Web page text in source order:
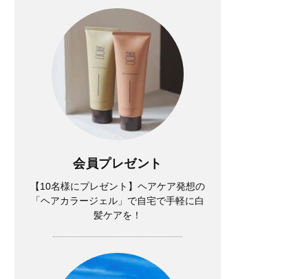
会員プレゼント
【10名様にプレゼント】ヘアケア発想の
「ヘアカラージェル」で自宅で手軽に白
髪ケアを！